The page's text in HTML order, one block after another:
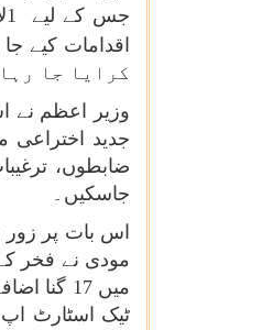
جس کے لیے
1
اقدامات کیے
کرایا جا رہا
وزیر اعظم نے
جدید اختراعی
ضابطوں،
جاسکیں۔
اس بات پر زور
مودی نے فخر
ٹیک اسٹارٹ